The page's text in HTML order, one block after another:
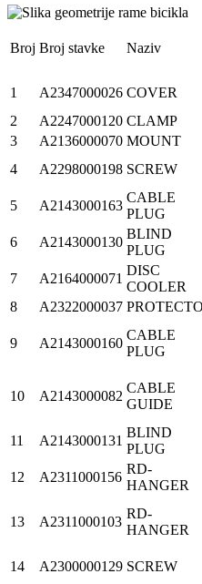
Broj Broj stavke Naziv
1
A2347000026 COVER
2
A2247000120 CLAMP
3
A2136000070 MOUNT
4
A2298000198 SCREW
5 A2143000163
CABLE
PLUG
6 A2143000130
BLIND
PLUG
7 A2164000071
DISC
COOLER
8
A2322000037
9 A2143000160
CABLE
PLUG
10 A2143000082
CABLE
GUIDE
11 A2143000131
BLIND
PLUG
12 A2311000156
RD-
HANGER
13 A2311000103
RD-
HANGER
14 A2300000129 SCREW